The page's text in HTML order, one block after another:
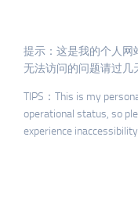
提示：这是我的个人网
无法访问的问题请过几
TIPS：This is my
operational status, so
experience